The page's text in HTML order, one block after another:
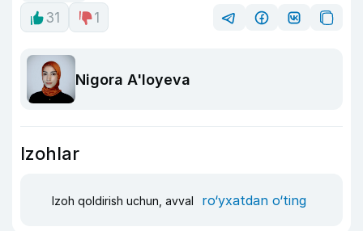
31
1
Nigora A'loyeva
Izohlar
Izoh qoldirish uchun, avval ro‘yxatdan o‘ting